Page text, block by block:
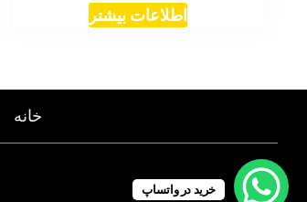
اطلاعات بیشتر
خانه
خرید در واتساپ